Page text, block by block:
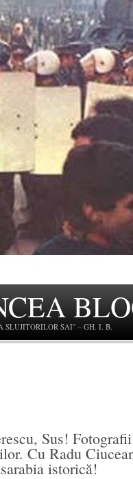
SLUJITORILOR SAI" – GH. I. B.
Sus!
Cu Radu
istorică!